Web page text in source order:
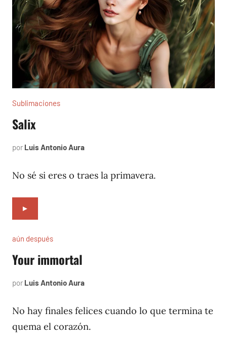
Sublimaciones
Salix
por Luis Antonio Aura
2021
No sé si eres o traes la primavera.
►
aún después
Your immortal
por Luis Antonio Aura
2005
No hay finales felices cuando lo que termina te
quema el corazón.